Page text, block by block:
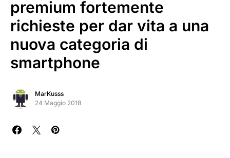
premium fortemente
richieste per dar vita a una
nuova categoria di
smartphone
MarKusss
24 Maggio 2018